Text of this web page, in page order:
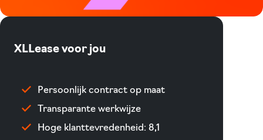
XLLease voor jou
Persoonlijk contract op maat
Transparante werkwijze
Hoge klanttevredenheid: 8,1